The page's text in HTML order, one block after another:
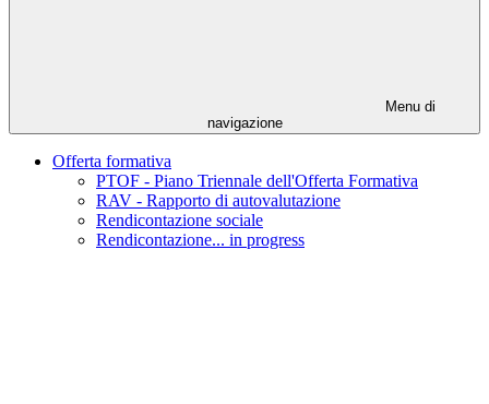
Menu di
navigazione
Offerta formativa
PTOF - Piano Triennale dell'Offerta Formativa
RAV - Rapporto di autovalutazione
Rendicontazione sociale
Rendicontazione... in progress